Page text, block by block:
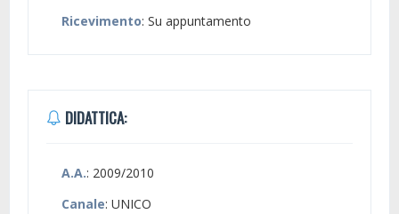
Ricevimento: Su appuntamento
DIDATTICA:
A.A.: 2009/2010
Canale: UNICO